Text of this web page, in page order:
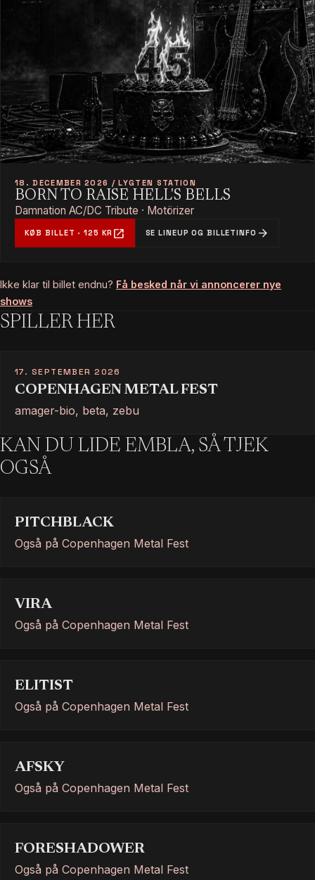
18. DECEMBER 2026 / LYGTEN STATION
BORN TO RAISE HELL'S BELLS
Damnation AC/DC Tribute · Motörizer
KØB BILLET · 125 KR open_in_new SE LINEUP OG BILLETINFO arrow_forward
Ikke klar til billet endnu? Få besked når vi annoncerer nye
shows
SPILLER HER
17. SEPTEMBER 2026
COPENHAGEN METAL FEST
amager-bio, beta, zebu
KAN DU LIDE EMBLA, SÅ TJEK
OGSÅ
PITCHBLACK
Også på Copenhagen Metal Fest
VIRA
Også på Copenhagen Metal Fest
ELITIST
Også på Copenhagen Metal Fest
AFSKY
Også på Copenhagen Metal Fest
FORESHADOWER
Også på Copenhagen Metal Fest